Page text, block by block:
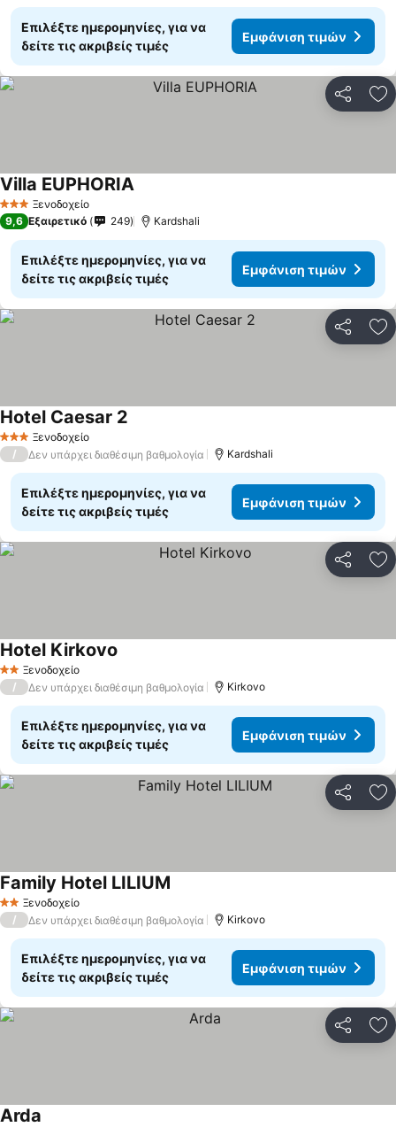
Επιλέξτε ημερομηνίες, για να
δείτε τις ακριβείς τιμές
Εμφάνιση τιμών
3 ΑστέριαΞενοδοχείο
Villa EUPHORIA
9,6 Εξαιρετικό 249 Kardshali
Επιλέξτε ημερομηνίες, για να
δείτε τις ακριβείς τιμές
Εμφάνιση τιμών
3 ΑστέριαΞενοδοχείο
Hotel Caesar 2
/ Δεν υπάρχει διαθέσιμη βαθμολογία Kardshali
Επιλέξτε ημερομηνίες, για να
δείτε τις ακριβείς τιμές
Εμφάνιση τιμών
2 ΑστέριαΞενοδοχείο
Hotel Kirkovo
/ Δεν υπάρχει διαθέσιμη βαθμολογία Kirkovo
Επιλέξτε ημερομηνίες, για να
δείτε τις ακριβείς τιμές
Εμφάνιση τιμών
2 ΑστέριαΞενοδοχείο
Family Hotel LILIUM
/ Δεν υπάρχει διαθέσιμη βαθμολογία Kirkovo
Επιλέξτε ημερομηνίες, για να
δείτε τις ακριβείς τιμές
Εμφάνιση τιμών
Arda